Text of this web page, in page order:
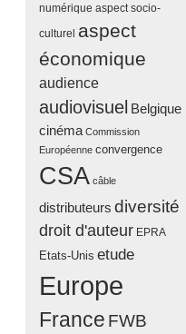
numérique aspect socio-
culturel aspect
économique
audience
audiovisuel Belgique
cinéma Commission
Européenne convergence
CSA câble
distributeurs diversité
droit d'auteur EPRA
Etats-Unis etude
Europe
France FWB